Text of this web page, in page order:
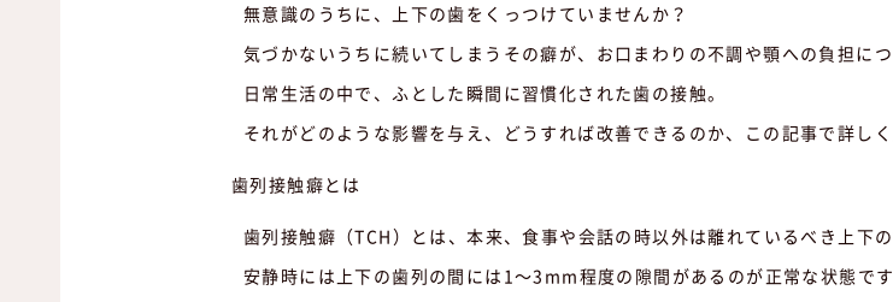
無意識のうちに、上下の歯をくっつけていませんか？
気づかないうちに続いてしまうその癖が、お口まわりの不調や顎への負担に
日常生活の中で、ふとした瞬間に習慣化された歯の接触。
それがどのような影響を与え、どうすれば改善できるのか、この記事で詳しく
歯列接触癖とは
歯列接触癖（TCH）とは、本来、食事や会話の時以外は離れているべき上下
安静時には上下の歯列の間には1～3mm程度の隙間があるのが正常な状態です